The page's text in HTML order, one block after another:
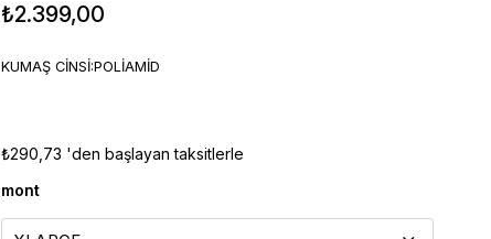
₺2.399,00
KUMAŞ CİNSİ:POLİAMİD
₺290,73 'den başlayan taksitlerle
mont